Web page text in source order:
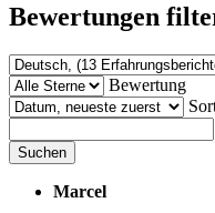
Bewertungen
Bewertung
Suchen
Marcel